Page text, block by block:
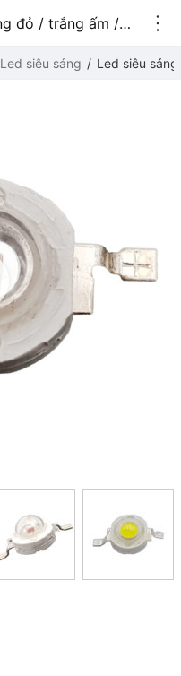
Led siêu sáng 3W ánh sáng đỏ / trắng ấm / xanh dương xanh dương
Led siêu sáng Led siêu